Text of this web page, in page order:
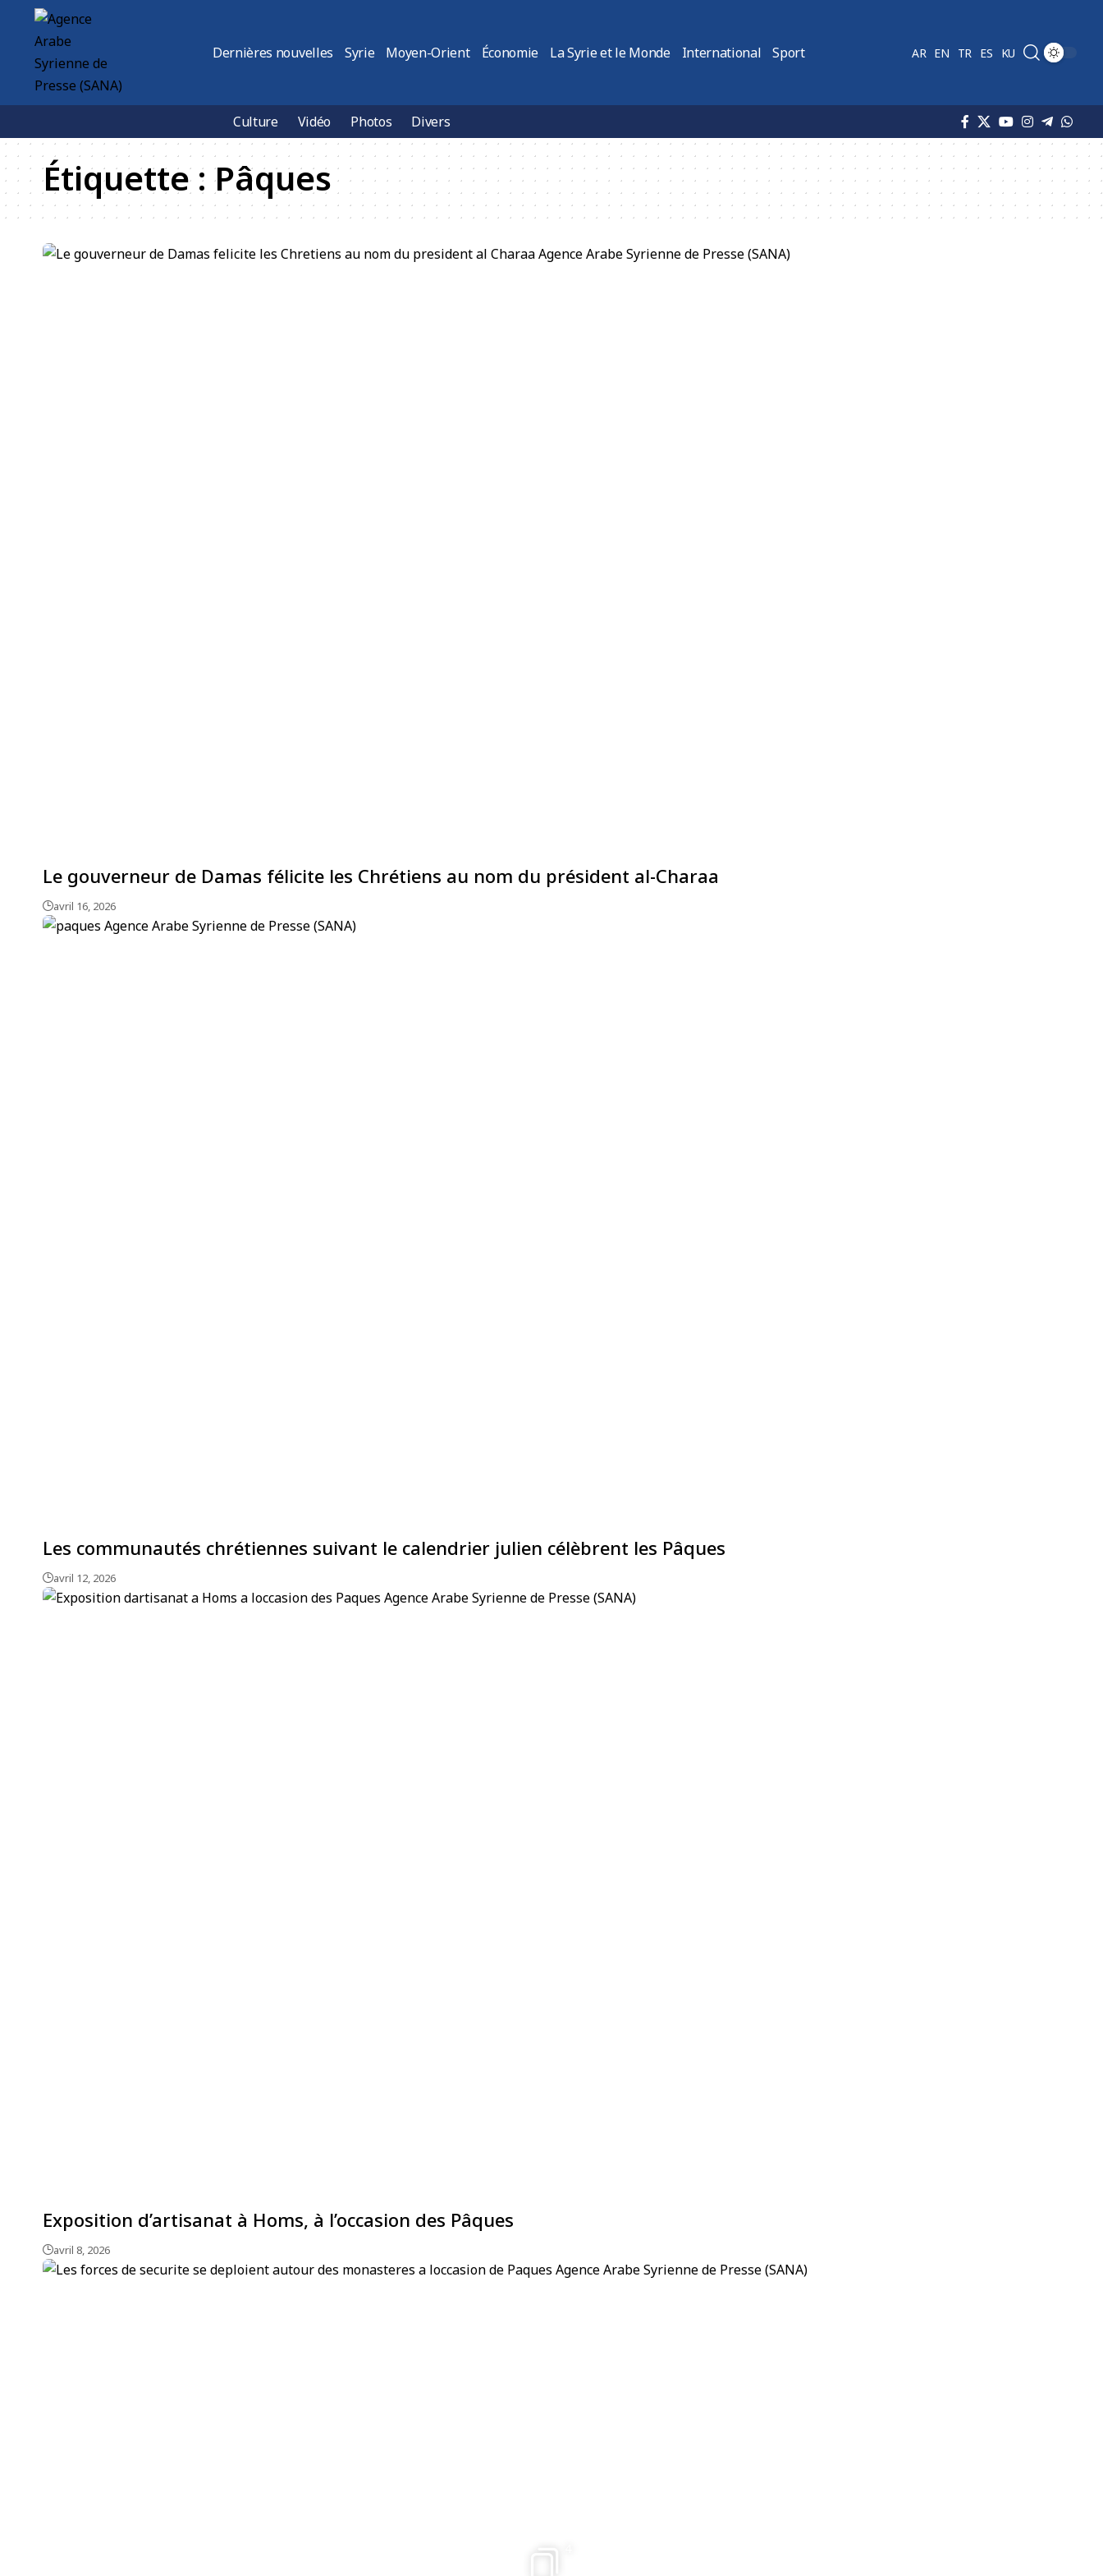
Dernières nouvelles Syrie Moyen-Orient Économie La Syrie et le Monde International Sport AR EN TR ES KU
Culture Vidéo Photos Divers
Étiquette : Pâques
Le gouverneur de Damas félicite les Chrétiens au nom du président al-Charaa
avril 16, 2026
Les communautés chrétiennes suivant le calendrier julien célèbrent les Pâques
avril 12, 2026
Exposition d’artisanat à Homs, à l’occasion des Pâques
avril 8, 2026